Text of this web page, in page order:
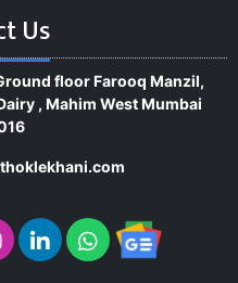
Us
floor Farooq Manzil,
, Mahim West Mumbai